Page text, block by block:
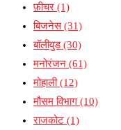
फ़ीचर (1)
बिजनेस(31)
बॉलीवुड(30)
मनोरंजन (61)
मोहाली(12)
मौसम विभाग (10)
राजकोट (1)